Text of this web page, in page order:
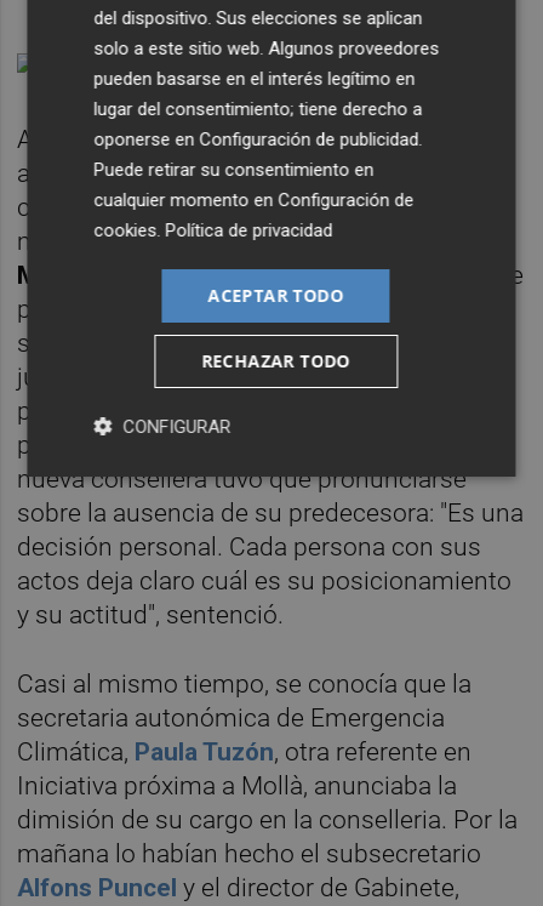
Además de sus guiños a las organizaciones
agrarias y su preocupación por el cambio
climático, Navarro tuvo además una
mención especial en su discurso para
Mónica Oltra. "Una ausencia muy importante
para mí, compañera de tantos viajes",
subrayó, para desear que su situación
jurídica "injusta" acabe y "vuelva a la vida
pública". Sólo posteriormente, en las
preguntas de los medios tras el acto, la
nueva consellera tuvo que pronunciarse
sobre la ausencia de su predecesora: "Es una
decisión personal. Cada persona con sus
actos deja claro cuál es su posicionamiento
y su actitud", sentenció.
Casi al mismo tiempo, se conocía que la
secretaria autonómica de Emergencia
Climática, Paula Tuzón, otra referente en
Iniciativa próxima a Mollà, anunciaba la
dimisión de su cargo en la conselleria. Por la
mañana lo habían hecho el subsecretario
Alfons Puncel y el director de Gabinete,
del dispositivo. Sus elecciones se aplican
solo a este sitio web. Algunos proveedores
pueden basarse en el interés legítimo en
lugar del consentimiento; tiene derecho a
oponerse enConfiguración de publicidad
Puede retirar su consentimiento en
cualquier momento enConfiguración de
cookies .Política de privacidad
ACEPTAR TODO
RECHAZAR TODO
CONFIGURAR